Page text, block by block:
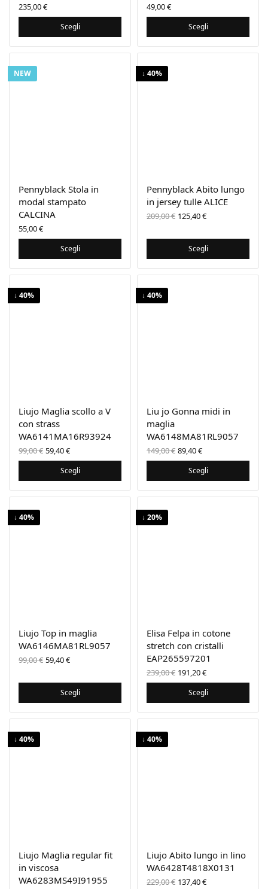
235,00€
Scegli
49,00€
Scegli
NEW
Pennyblack Stola in
modal stampato
CALCINA
55,00€
Scegli
↓ 40%
Pennyblack Abito lungo
in jersey tulle ALICE
209,00€ Il prezzo
originale
209,00 €.
125,40€Il prezzo
125,40 €.
Scegli
↓ 40%
Liujo Maglia scollo a V
con strass
WA6141MA16R93924
99,00€ Il prezzo
originale
era:
99,00 €.
59,40€Il
prezzo
attuale
è:
59,40 €.
Scegli
↓ 40%
Liu jo Gonna midi in
maglia
WA6148MA81RL9057
149,00€ Il prezzo
originale
era:
149,00 €.
89,40€Il
prezzo
attuale
è:
89,40 €.
Scegli
↓ 40%
Liujo Top in maglia
WA6146MA81RL9057
99,00€ Il prezzo
originale
99,00 €.
59,40€Il
59,40 €.
Scegli
↓ 20%
Elisa Felpa in cotone
stretch con cristalli
EAP265597201
239,00€ Il prezzo
originale
era:
239,00 €.
191,20€Il prezzo
attuale
è:
191,20 €.
Scegli
↓ 40%
Liujo Maglia regular fit
in viscosa
WA6283MS49I91955
↓ 40%
Liujo Abito lungo in lino
WA6428T4818X0131
229,00€ Il prezzo
137,40€Il prezzo